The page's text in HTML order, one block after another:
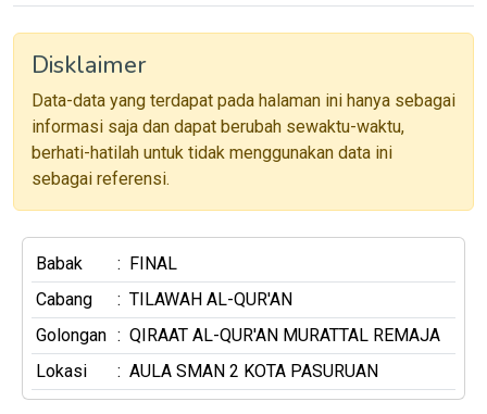
Disklaimer
Data-data yang terdapat pada halaman ini hanya sebagai
informasi saja dan dapat berubah sewaktu-waktu,
berhati-hatilah untuk tidak menggunakan data ini
sebagai referensi.
Babak : FINAL
Cabang
: TILAWAH AL-QUR'AN
Golongan : QIRAAT AL-QUR'AN MURATTAL REMAJA
Lokasi
: AULA SMAN 2 KOTA PASURUAN